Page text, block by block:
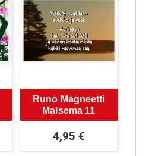
Runo Magneetti
Maisema 11
4,95€